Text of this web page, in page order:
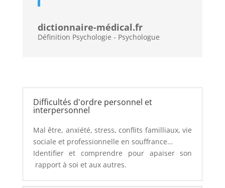
dictionnaire-médical.fr
Définition Psychologie - Psychologue
Difficultés d'ordre personnel et
interpersonnel
Mal être, anxiété, stress, conflits familliaux, vie
sociale et professionnelle en souffrance…
Identifier et comprendre pour apaiser son
rapport à soi et aux autres.